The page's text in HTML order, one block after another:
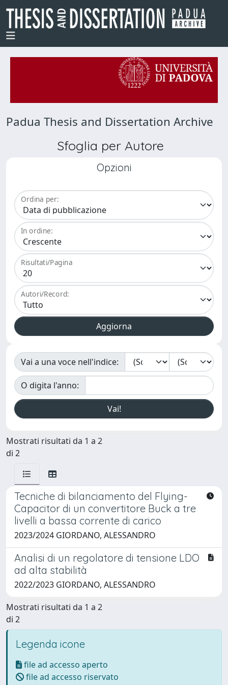
Padua Thesis and Dissertation Archive
Sfoglia per Autore
Opzioni
Ordina per:
In ordine:
Risultati/Pagina
Autori/Record:
Vai a una voce nell'indice:
O digita l'anno:
Mostrati risultati da 1 a 2
di 2
Tecniche di bilanciamento del Flying-
Capacitor di un convertitore Buck a tre
livelli a bassa corrente di carico
2023/2024 GIORDANO, ALESSANDRO
Analisi di un regolatore di tensione LDO
ad alta stabilità
2022/2023 GIORDANO, ALESSANDRO
Mostrati risultati da 1 a 2
di 2
Legenda icone
file ad accesso aperto
file ad accesso riservato